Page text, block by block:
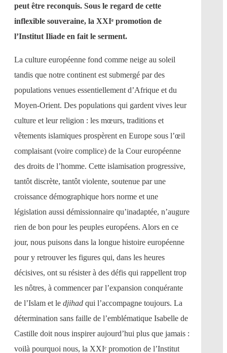
peut être reconquis. Sous le regard de cette
inflexible souveraine, la XXIᵉ promotion de
l’Institut Iliade en fait le serment.
La culture européenne fond comme neige au soleil
tandis que notre continent est submergé par des
populations venues essentiellement d’Afrique et du
Moyen-Orient. Des populations qui gardent vives leur
culture et leur religion : les mœurs, traditions et
vêtements islamiques prospèrent en Europe sous l’œil
complaisant (voire complice) de la Cour européenne
des droits de l’homme. Cette islamisation progressive,
tantôt discrète, tantôt violente, soutenue par une
croissance démographique hors norme et une
législation aussi démissionnaire qu’inadaptée, n’augure
rien de bon pour les peuples européens. Alors en ce
jour, nous puisons dans la longue histoire européenne
pour y retrouver les figures qui, dans les heures
décisives, ont su résister à des défis qui rappellent trop
les nôtres, à commencer par l’expansion conquérante
de l’Islam et le djihad qui l’accompagne toujours. La
détermination sans faille de l’emblématique Isabelle de
Castille doit nous inspirer aujourd’hui plus que jamais :
voilà pourquoi nous, la XXIᵉ promotion de l’Institut